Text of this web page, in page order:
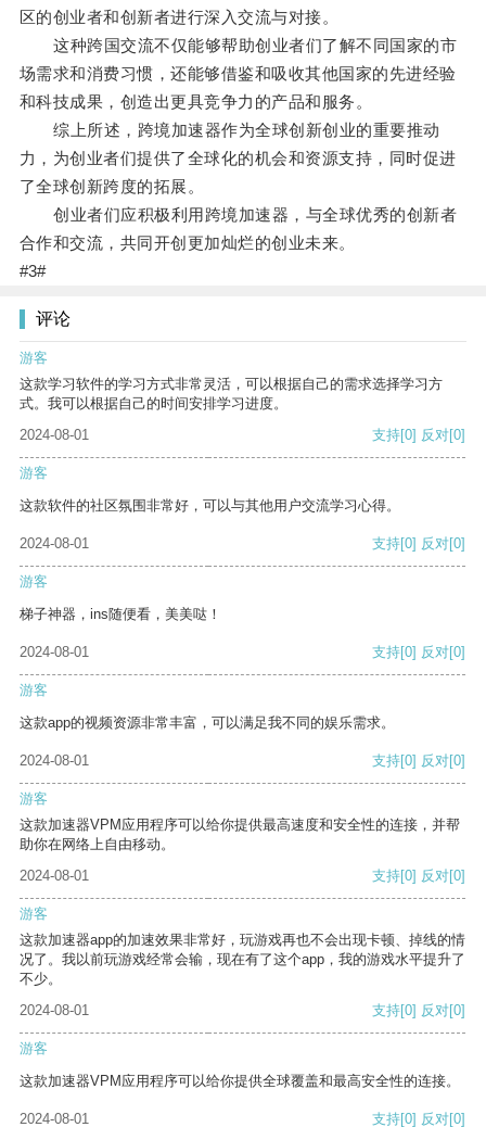
区的创业者和创新者进行深入交流与对接。
这种跨国交流不仅能够帮助创业者们了解不同国家的市
场需求和消费习惯，还能够借鉴和吸收其他国家的先进经验
和科技成果，创造出更具竞争力的产品和服务。
综上所述，跨境加速器作为全球创新创业的重要推动
力，为创业者们提供了全球化的机会和资源支持，同时促进
了全球创新跨度的拓展。
创业者们应积极利用跨境加速器，与全球优秀的创新者
合作和交流，共同开创更加灿烂的创业未来。
#3#
评论
游客
这款学习软件的学习方式非常灵活，可以根据自己的需求选择学习方
式。我可以根据自己的时间安排学习进度。
2024-08-01
支持[0] 反对[0]
游客
这款软件的社区氛围非常好，可以与其他用户交流学习心得。
2024-08-01 支持[0] 反对[0]
游客
梯子神器，ins随便看，美美哒！
2024-08-01 支持[0] 反对[0]
游客
这款app的视频资源非常丰富，可以满足我不同的娱乐需求。
2024-08-01 支持[0] 反对[0]
游客
这款加速器VPM应用程序可以给你提供最高速度和安全性的连接，并帮
助你在网络上自由移动。
2024-08-01
支持[0] 反对[0]
游客
这款加速器app的加速效果非常好，玩游戏再也不会出现卡顿、掉线的情
况了。我以前玩游戏经常会输，现在有了这个app，我的游戏水平提升了
不少。
2024-08-01
支持[0] 反对[0]
游客
这款加速器VPM应用程序可以给你提供全球覆盖和最高安全性的连接。
2024-08-01 支持[0] 反对[0]